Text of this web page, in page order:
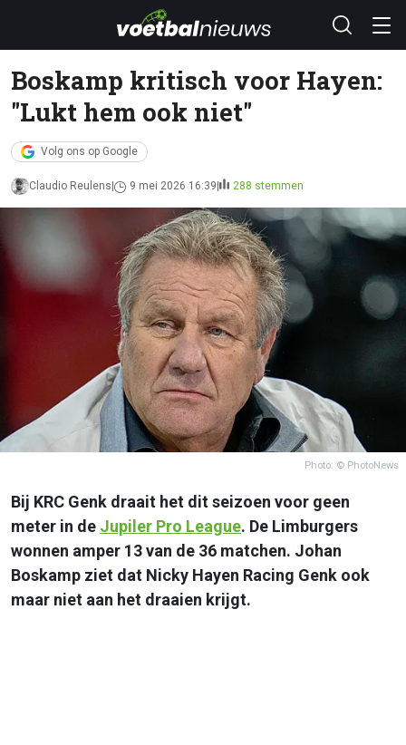
Boskamp kritisch voor Hayen:
"Lukt hem ook niet"
Volg ons op Google
Claudio Reulens 9 mei 2026 16:39 288 stemmen
Photo: © PhotoNews
Bij KRC Genk draait het dit seizoen voor geen
meter in de Jupiler Pro League. De Limburgers
wonnen amper 13 van de 36 matchen. Johan
Boskamp ziet dat Nicky Hayen Racing Genk ook
maar niet aan het draaien krijgt.